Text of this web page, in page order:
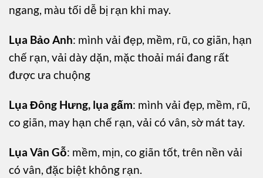
ngang, màu tối dễ bị rạn khi may.
Lụa Bảo Anh: mình vải đẹp, mềm, rũ, co giãn, hạn
chế rạn, vải dày dặn, mặc thoải mái đang rất
được ưa chuộng
Lụa Đông Hưng, lụa gấm: mình vải đẹp, mềm, rũ,
co giãn, may hạn chế rạn, vải có vân, sờ mát tay.
Lụa Vân Gỗ: mềm, mịn, co giãn tốt, trên nền vải
có vân, đặc biệt không rạn.